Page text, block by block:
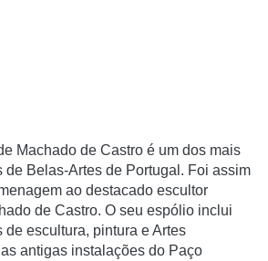
Machado de Castro é um dos mais
de Belas-Artes de Portugal. Foi assim
ao destacado escultor
de Castro. O seu espólio inclui
de escultura, pintura e Artes
antigas instalações do Paço